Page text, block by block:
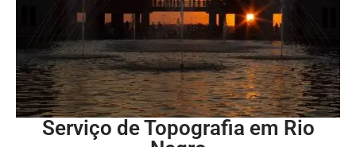
Serviço de Topografia em Rio